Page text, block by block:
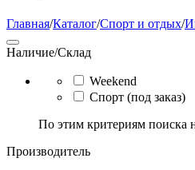
Главная/Каталог/Спорт и отдых/
Наличие/Склад
Weekend
Спорт (под заказ)
По этим критериям поиска
Производитель